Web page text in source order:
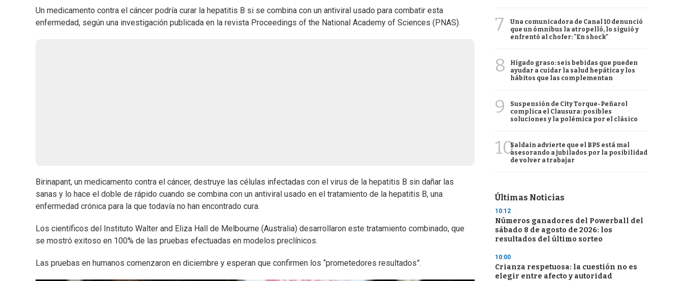
Un medicamento contra el cáncer podría curar la hepatitis B si se combina con un antiviral usado para combatir esta
enfermedad, según una investigación publicada en la revista Proceedings of the National Academy of Sciences (PNAS).
Birinapant, un medicamento contra el cáncer, destruye las células infectadas con el virus de la hepatitis B sin dañar las
sanas y lo hace el doble de rápido cuando se combina con un antiviral usado en el tratamiento de la hepatitis B, una
enfermedad crónica para la que todavía no han encontrado cura.
Los científicos del Instituto Walter and Eliza Hall de Melbourne (Australia) desarrollaron este tratamiento combinado, que
se mostró exitoso en 100% de las pruebas efectuadas en modelos preclínicos.
Las pruebas en humanos comenzaron en diciembre y esperan que confirmen los “prometedores resultados”.
7
Una comunicadora de Canal 10 denunció
que un ómnibus la atropelló, lo siguió y
enfrentó al chofer: "En shock"
8
Hígado graso: seis bebidas que pueden
ayudar a cuidar la salud hepática y los
hábitos que las complementan
9
Suspensión de City Torque-Peñarol
complica el Clausura: posibles
soluciones y la polémica por el clásico
10Saldain advierte que el BPS está mal
asesorando a jubilados por la posibilidad
de volver a trabajar
Últimas Noticias
10:12
Números ganadores del Powerball del
sábado 8 de agosto de 2026: los
resultados del último sorteo
10:00
Crianza respetuosa: la cuestión no es
elegir entre afecto y autoridad